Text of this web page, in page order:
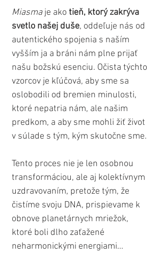
Miasma je ako tieň, ktorý zakrýva
svetlo našej duše, oddeľuje nás od
autentického spojenia s naším
vyšším ja a bráni nám plne prijať
našu božskú esenciu. Očista týchto
vzorcov je kľúčová, aby sme sa
oslobodili od bremien minulosti,
ktoré nepatria nám, ale našim
predkom, a aby sme mohli žiť život
v súlade s tým, kým skutočne sme.
Tento proces nie je len osobnou
transformáciou, ale aj kolektívnym
uzdravovaním, pretože tým, že
čistíme svoju DNA, prispievame k
obnove planetárnych mriežok,
ktoré boli dlho zaťažené
neharmonickými energiami...